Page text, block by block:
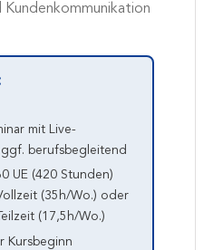
Kundenkommunikation
mit Live-
berufsbegleitend
UE (420 Stunden)
(35h/Wo.) oder
(17,5h/Wo.)
Kursbeginn